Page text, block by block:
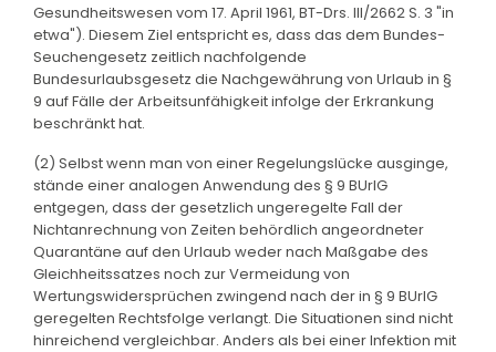
Gesundheitswesen vom 17. April 1961, BT-Drs. III/2662 S. 3 "in
etwa"). Diesem Ziel entspricht es, dass das dem Bundes-
Seuchengesetz zeitlich nachfolgende
Bundesurlaubsgesetz die Nachgewährung von Urlaub in §
9 auf Fälle der Arbeitsunfähigkeit infolge der Erkrankung
beschränkt hat.
(2) Selbst wenn man von einer Regelungslücke ausginge,
stände einer analogen Anwendung des § 9 BUrlG
entgegen, dass der gesetzlich ungeregelte Fall der
Nichtanrechnung von Zeiten behördlich angeordneter
Quarantäne auf den Urlaub weder nach Maßgabe des
Gleichheitssatzes noch zur Vermeidung von
Wertungswidersprüchen zwingend nach der in § 9 BUrlG
geregelten Rechtsfolge verlangt. Die Situationen sind nicht
hinreichend vergleichbar. Anders als bei einer Infektion mit